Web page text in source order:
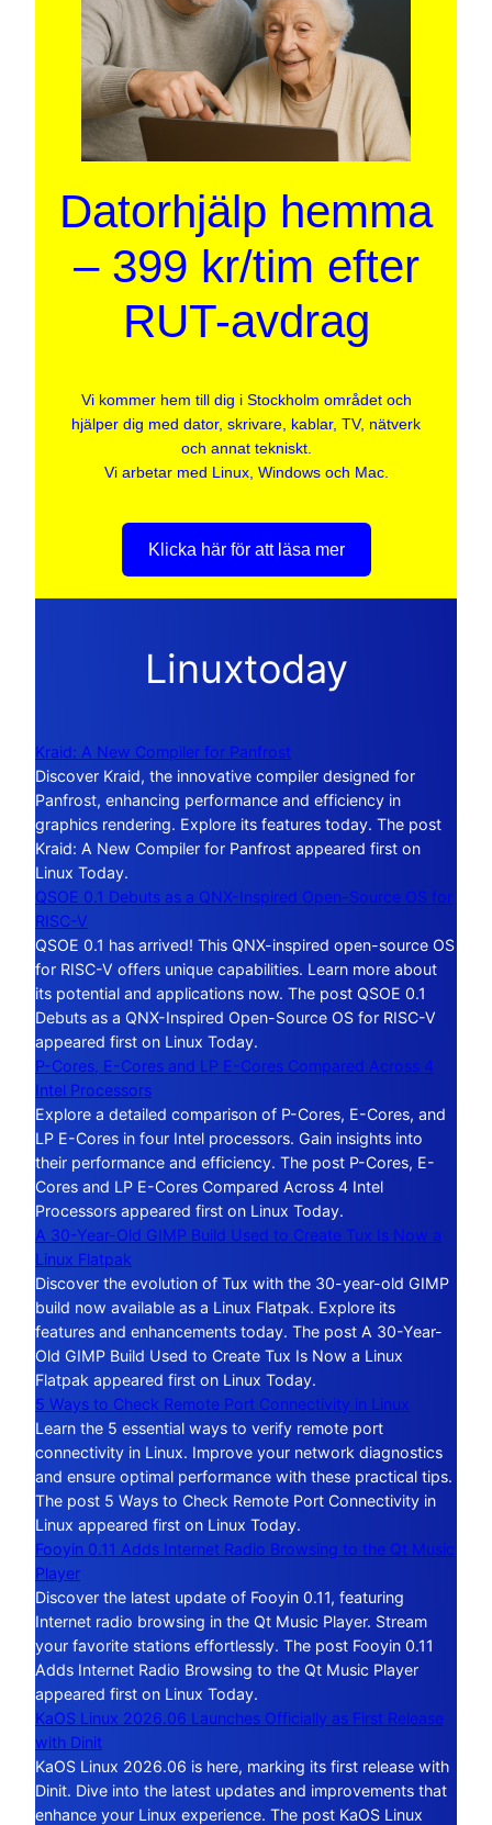
Datorhjälp hemma
– 399 kr/tim efter
RUT-avdrag
Vi kommer hem till dig i Stockholm området och
hjälper dig med dator, skrivare, kablar, TV, nätverk
och annat tekniskt.
Vi arbetar med Linux, Windows och Mac.
Klicka här för att läsa mer
Linuxtoday
Kraid: A New Compiler for Panfrost
Discover Kraid, the innovative compiler designed for
Panfrost, enhancing performance and efficiency in
graphics rendering. Explore its features today. The post
Kraid: A New Compiler for Panfrost appeared first on
Linux Today.
QSOE 0.1 Debuts as a QNX-Inspired Open-Source OS for
RISC-V
QSOE 0.1 has arrived! This QNX-inspired open-source OS
for RISC-V offers unique capabilities. Learn more about
its potential and applications now. The post QSOE 0.1
Debuts as a QNX-Inspired Open-Source OS for RISC-V
appeared first on Linux Today.
P-Cores, E-Cores and LP E-Cores Compared Across 4
Intel Processors
Explore a detailed comparison of P-Cores, E-Cores, and
LP E-Cores in four Intel processors. Gain insights into
their performance and efficiency. The post P-Cores, E-
Cores and LP E-Cores Compared Across 4 Intel
Processors appeared first on Linux Today.
A 30-Year-Old GIMP Build Used to Create Tux Is Now a
Linux Flatpak
Discover the evolution of Tux with the 30-year-old GIMP
build now available as a Linux Flatpak. Explore its
features and enhancements today. The post A 30-Year-
Old GIMP Build Used to Create Tux Is Now a Linux
Flatpak appeared first on Linux Today.
5 Ways to Check Remote Port Connectivity in Linux
Learn the 5 essential ways to verify remote port
connectivity in Linux. Improve your network diagnostics
and ensure optimal performance with these practical tips.
The post 5 Ways to Check Remote Port Connectivity in
Linux appeared first on Linux Today.
Fooyin 0.11 Adds Internet Radio Browsing to the Qt Music
Player
Discover the latest update of Fooyin 0.11, featuring
Internet radio browsing in the Qt Music Player. Stream
your favorite stations effortlessly. The post Fooyin 0.11
Adds Internet Radio Browsing to the Qt Music Player
appeared first on Linux Today.
KaOS Linux 2026.06 Launches Officially as First Release
with Dinit
KaOS Linux 2026.06 is here, marking its first release with
Dinit. Dive into the latest updates and improvements that
enhance your Linux experience. The post KaOS Linux